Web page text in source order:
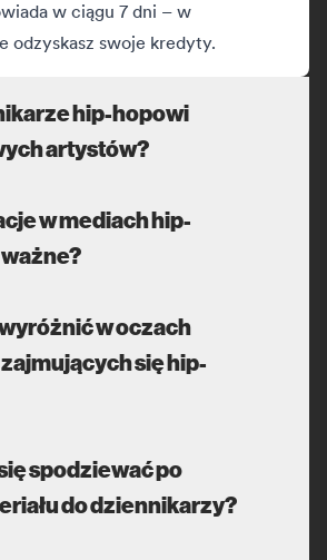
w ciągu 7 dni – w
odzyskasz swoje kredyty.
hip-hopowi
artystów?
w mediach hip-
w oczach
się hip-
spodziewać po
do dziennikarzy?